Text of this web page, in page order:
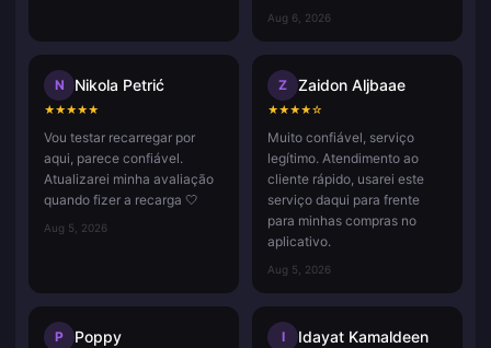
Aug 6, 2026
N Nikola Petrić
★★★★★
Vou testar recarregar por
aqui, parece confiável.
Atualizarei minha avaliação
quando fizer a recarga 🤍
Aug 5, 2026
Z Zaidon Aljbaae
★★★★☆
Muito confiável, serviço
legítimo. Atendimento ao
cliente rápido, usarei este
serviço daqui para frente
para minhas compras no
aplicativo.
Aug 5, 2026
P Poppy I Idayat Kamaldeen